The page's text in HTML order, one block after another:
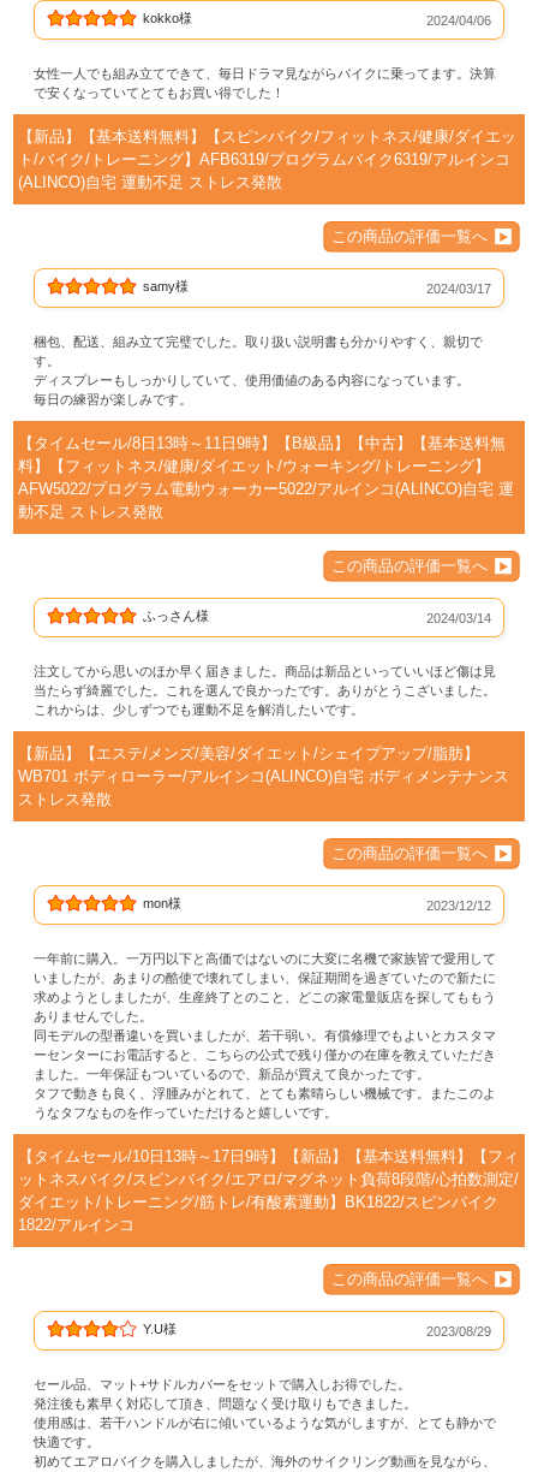
kokko様 2024/04/06
女性一人でも組み立てできて、毎日ドラマ見ながらバイクに乗ってます。決算
で安くなっていてとてもお買い得でした！
【新品】【基本送料無料】【スピンバイク/フィットネス/健康/ダイエッ
ト/バイク/トレーニング】AFB6319/プログラムバイク6319/アルインコ
(ALINCO)自宅 運動不足 ストレス発散
この商品の評価一覧へ
samy様 2024/03/17
梱包、配送、組み立て完璧でした。取り扱い説明書も分かりやすく、親切で
す。
ディスプレーもしっかりしていて、使用価値のある内容になっています。
毎日の練習が楽しみです。
【タイムセール/8日13時～11日9時】【B級品】【中古】【基本送料無
料】【フィットネス/健康/ダイエット/ウォーキング/トレーニング】
AFW5022/プログラム電動ウォーカー5022/アルインコ(ALINCO)自宅 運
動不足 ストレス発散
この商品の評価一覧へ
ふっさん様 2024/03/14
注文してから思いのほか早く届きました。商品は新品といっていいほど傷は見
当たらず綺麗でした。これを選んで良かったです。ありがとうこざいました。
これからは、少しずつでも運動不足を解消したいです。
【新品】【エステ/メンズ/美容/ダイエット/シェイプアップ/脂肪】
WB701 ボディローラー/アルインコ(ALINCO)自宅 ボディメンテナンス
ストレス発散
この商品の評価一覧へ
mon様 2023/12/12
一年前に購入。一万円以下と高価ではないのに大変に名機で家族皆で愛用して
いましたが、あまりの酷使で壊れてしまい、保証期間を過ぎていたので新たに
求めようとしましたが、生産終了とのこと、どこの家電量販店を探してももう
ありませんでした。
同モデルの型番違いを買いましたが、若干弱い。有償修理でもよいとカスタマ
ーセンターにお電話すると、こちらの公式で残り僅かの在庫を教えていただき
ました。一年保証もついているので、新品が買えて良かったです。
タフで動きも良く、浮腫みがとれて、とても素晴らしい機械です。またこのよ
うなタフなものを作っていただけると嬉しいです。
【タイムセール/10日13時～17日9時】【新品】【基本送料無料】【フィ
ットネスバイク/スピンバイク/エアロ/マグネット負荷8段階/心拍数測定/
ダイエット/トレーニング/筋トレ/有酸素運動】BK1822/スピンバイク
1822/アルインコ
この商品の評価一覧へ
Y.U様 2023/08/29
セール品、マット+サドルカバーをセットで購入しお得でした。
発注後も素早く対応して頂き、問題なく受け取りもできました。
使用感は、若干ハンドルが右に傾いているような気がしますが、とても静かで
快適です。
初めてエアロバイクを購入しましたが、海外のサイクリング動画を見ながら、